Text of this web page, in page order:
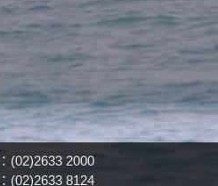
(02)2633 2000
(02)2633 8124